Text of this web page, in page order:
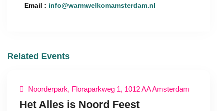
Email : info@warmwelkomamsterdam.nl
Related Events
Noorderpark, Floraparkweg 1, 1012 AA Amsterdam
Het Alles is Noord Feest